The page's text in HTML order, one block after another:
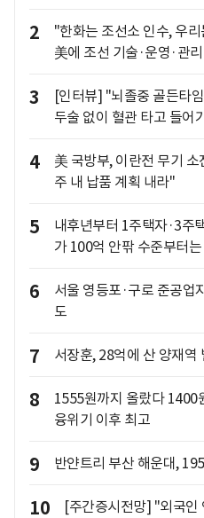
2
"한화는 조선소 인수, 우
美에 조선 기술·운영·관
3
[인터뷰] "뇌졸중 골든타
두술 없이 혈관 타고 들어
4
美 국방부, 이란전 무기
주 내 납품 계획 내라"
5
내후년부터 1주택자·3주
가 100억 안팎 수준부터는
6
서울 영등포·구로 준공업
도
7 서장훈, 28억에 산 양재역
8
1555원까지 올랐다
융위기 이후 최고
9 반얀트리 부산 해운대,
10 [주간증시전망] "외국